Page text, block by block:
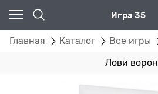
Игра 35
Главная Каталог Все игры
Лови ворон